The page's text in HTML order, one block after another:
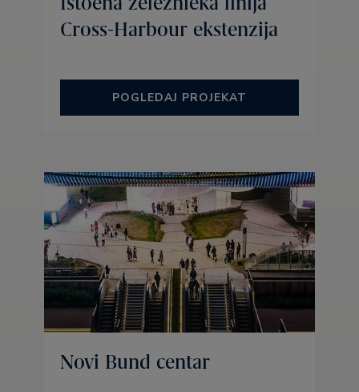
Cross-Harbour ekstenzija
POGLEDAJ PROJEKAT
Novi Bund centar